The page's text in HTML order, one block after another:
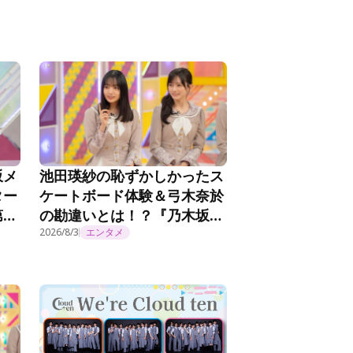
池田瑛紗の恥ずかしかったス
ケートボード体験＆弓木奈於
の勘違いとは！？『乃木坂工
事延長中』#570
2026/8/3 エンタメ